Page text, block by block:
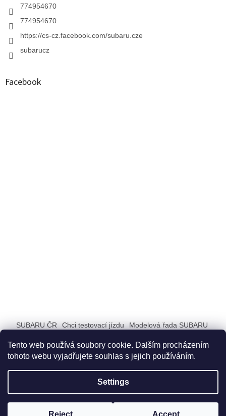
Tento web používá soubory cookie. Dalším procházením
tohoto webu vyjadřujete souhlas s jejich používáním.
Settings
Reject Accept
774954670
774954670
https://cs-cz.facebook.com/subaru.cze
subarucz
Facebook
SUBARU ČR Chci testovací jízdu
Modelová řada SUBARU
Created by Shoptet